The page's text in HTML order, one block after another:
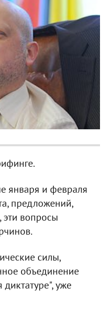
января и февраля
предложений,
эти вопросы
силы,
объединение
уже